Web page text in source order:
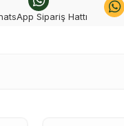
Sipariş Hattı